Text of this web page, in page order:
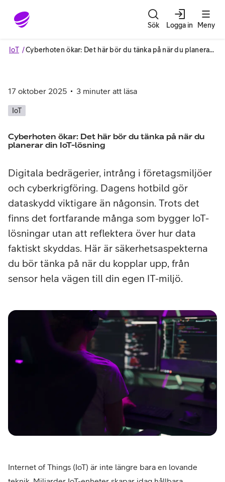
Gå till sidans innehåll
Sök Logga in Meny
IoT Cyberhoten ökar: Det här bör du tänka på när du planerar din IoT-lösning
17 oktober 2025 3 minuter att läsa
IoT
Cyberhoten ökar: Det här bör du tänka på när du
planerar din IoT-lösning
Digitala bedrägerier, intrång i företagsmiljöer
och cyberkrigföring. Dagens hotbild gör
dataskydd viktigare än någonsin. Trots det
finns det fortfarande många som bygger IoT-
lösningar utan att reflektera över hur data
faktiskt skyddas. Här är säkerhetsaspekterna
du bör tänka på när du kopplar upp, från
sensor hela vägen till din egen IT-miljö.
Internet of Things (IoT) är inte längre bara en lovande